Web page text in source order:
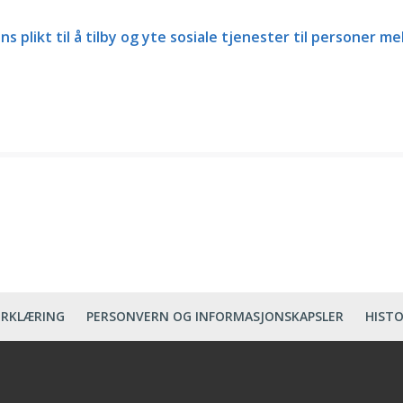
plikt til å tilby og yte sosiale tjenester til personer
PERSONVERN OG INFORMASJONSKAPSLER